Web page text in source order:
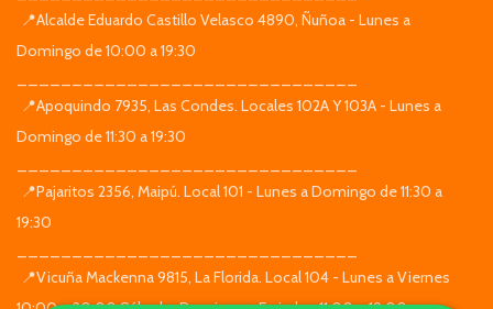
📍Alcalde Eduardo Castillo Velasco 4890, Ñuñoa - Lunes a
Domingo de 10:00 a 19:30
📍Apoquindo 7935, Las Condes. Locales 102A Y 103A - Lunes a
Domingo de 11:30 a 19:30
📍Pajaritos 2356, Maipú. Local 101 - Lunes a Domingo de 11:30 a
19:30
📍Vicuña Mackenna 9815, La Florida. Local 104 - Lunes a Viernes